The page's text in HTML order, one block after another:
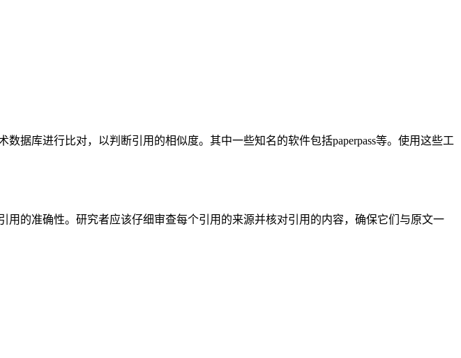
据库进行比对，以判断引用的相似度。其中一些知名的软件包括paperpass等。使用这些工
的准确性。研究者应该仔细审查每个引用的来源并核对引用的内容，确保它们与原文一